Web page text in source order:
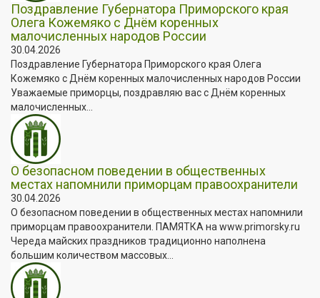
Поздравление Губернатора Приморского края
Олега Кожемяко с Днём коренных
малочисленных народов России
30.04.2026
Поздравление Губернатора Приморского края Олега
Кожемяко с Днём коренных малочисленных народов России
Уважаемые приморцы, поздравляю вас с Днём коренных
малочисленных...
О безопасном поведении в общественных
местах напомнили приморцам правоохранители
30.04.2026
О безопасном поведении в общественных местах напомнили
приморцам правоохранители. ПАМЯТКА на www.primorsky.ru
Череда майских праздников традиционно наполнена
большим количеством массовых...